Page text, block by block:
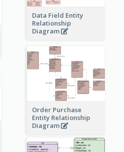
Data Field Entity
Relationship
Diagram
Order Purchase
Entity Relationship
Diagram